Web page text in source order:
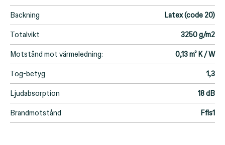
Backning Latex (code 20)
Totalvikt 3250 g/m2
Motstånd mot värmeledning: 0,13 m² K / W
Tog-betyg 1,3
Ljudabsorption 18 dB
Brandmotstånd Ffls1